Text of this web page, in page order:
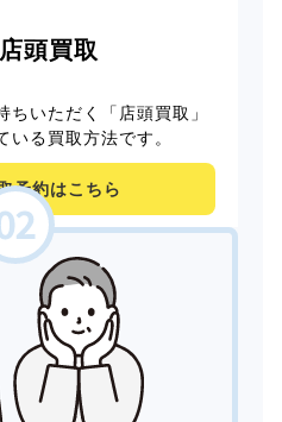
店頭買取
ちいただく「店頭買取」
いる買取方法です。
予約はこちら